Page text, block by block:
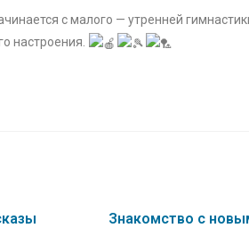
с малого — утренней
настроения.
Знакомство с